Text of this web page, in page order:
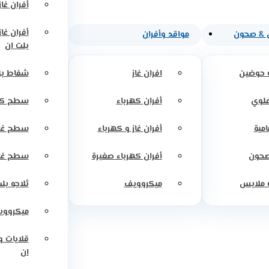
& صحون
حوضين
ملابس
مواقد وأفران
افران غاز
أفران كهرباء
أفران غاز و كهرباء
أفران كهرباء صغيرة
ميكروويف
أفران
أفران
بلت ان
شفاط
سطح
سطح
سطح
ثلاجه
ان